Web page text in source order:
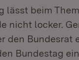
lässt beim
nicht locker.
den Bundesrat
Bundestag